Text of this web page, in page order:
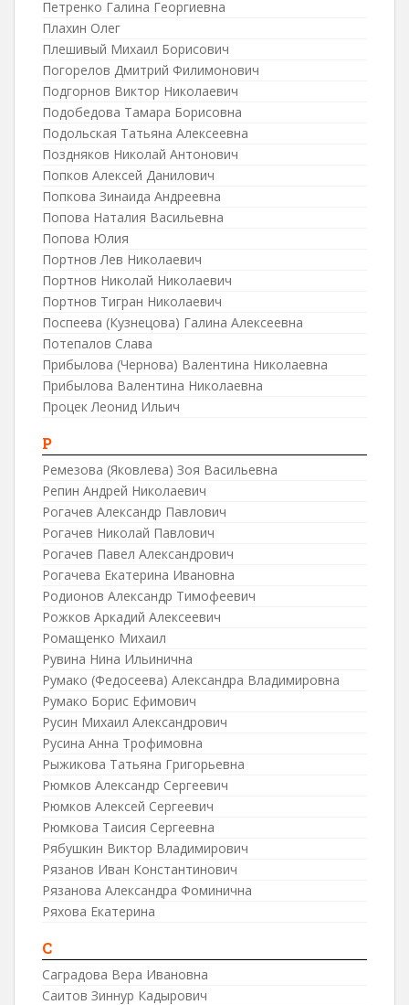
Петренко Галина Георгиевна
Плахин Олег
Плешивый Михаил Борисович
Погорелов Дмитрий Филимонович
Подгорнов Виктор Николаевич
Подобедова Тамара Борисовна
Подольская Татьяна Алексеевна
Поздняков Николай Антонович
Попков Алексей Данилович
Попкова Зинаида Андреевна
Попова Наталия Васильевна
Попова Юлия
Портнов Лев Николаевич
Портнов Николай Николаевич
Портнов Тигран Николаевич
Поспеева (Кузнецова) Галина Алексеевна
Потепалов Слава
Прибылова (Чернова) Валентина Николаевна
Прибылова Валентина Николаевна
Процек Леонид Ильич
Р
Ремезова (Яковлева) Зоя Васильевна
Репин Андрей Николаевич
Рогачев Александр Павлович
Рогачев Николай Павлович
Рогачев Павел Александрович
Рогачева Екатерина Ивановна
Родионов Александр Тимофеевич
Рожков Аркадий Алексеевич
Ромащенко Михаил
Рувина Нина Ильинична
Румако (Федосеева) Александра Владимировна
Румако Борис Ефимович
Русин Михаил Александрович
Русина Анна Трофимовна
Рыжикова Татьяна Григорьевна
Рюмков Александр Сергеевич
Рюмков Алексей Сергеевич
Рюмкова Таисия Сергеевна
Рябушкин Виктор Владимирович
Рязанов Иван Константинович
Рязанова Александра Фоминична
Ряхова Екатерина
С
Саградова Вера Ивановна
Саитов Зиннур Кадырович